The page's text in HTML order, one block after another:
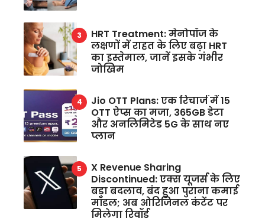
HRT Treatment: मेनोपॉज के
लक्षणों में राहत के लिए बढ़ा HRT
का इस्तेमाल, जानें इसके गंभीर
जोखिम
Jio OTT Plans: एक रिचार्ज में 15
OTT ऐप्स का मजा, 365GB डेटा
और अनलिमिटेड 5G के साथ नए
प्लान
X Revenue Sharing
Discontinued: एक्स यूजर्स के लिए
बड़ा बदलाव, बंद हुआ पुराना कमाई
मॉडल; अब ओरिजिनल कंटेंट पर
मिलेगा रिवॉर्ड